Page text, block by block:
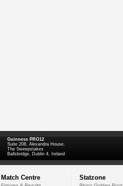
Guinness PRO12
Suite 208, Alexandra House,
The Sweepstakes
Ballsbridge, Dublin 4, Ireland
Match Centre Statzone